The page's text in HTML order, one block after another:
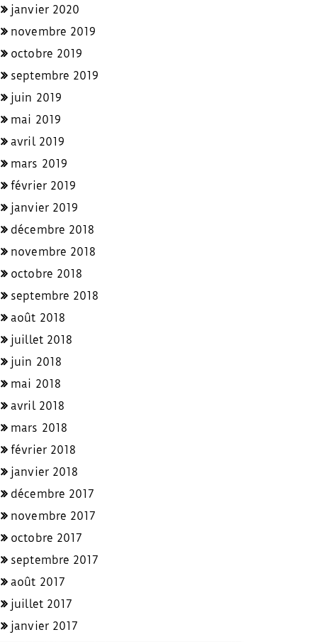
janvier 2020
novembre 2019
octobre 2019
septembre 2019
juin 2019
mai 2019
avril 2019
mars 2019
février 2019
janvier 2019
décembre 2018
novembre 2018
octobre 2018
septembre 2018
août 2018
juillet 2018
juin 2018
mai 2018
avril 2018
mars 2018
février 2018
janvier 2018
décembre 2017
novembre 2017
octobre 2017
septembre 2017
août 2017
juillet 2017
janvier 2017